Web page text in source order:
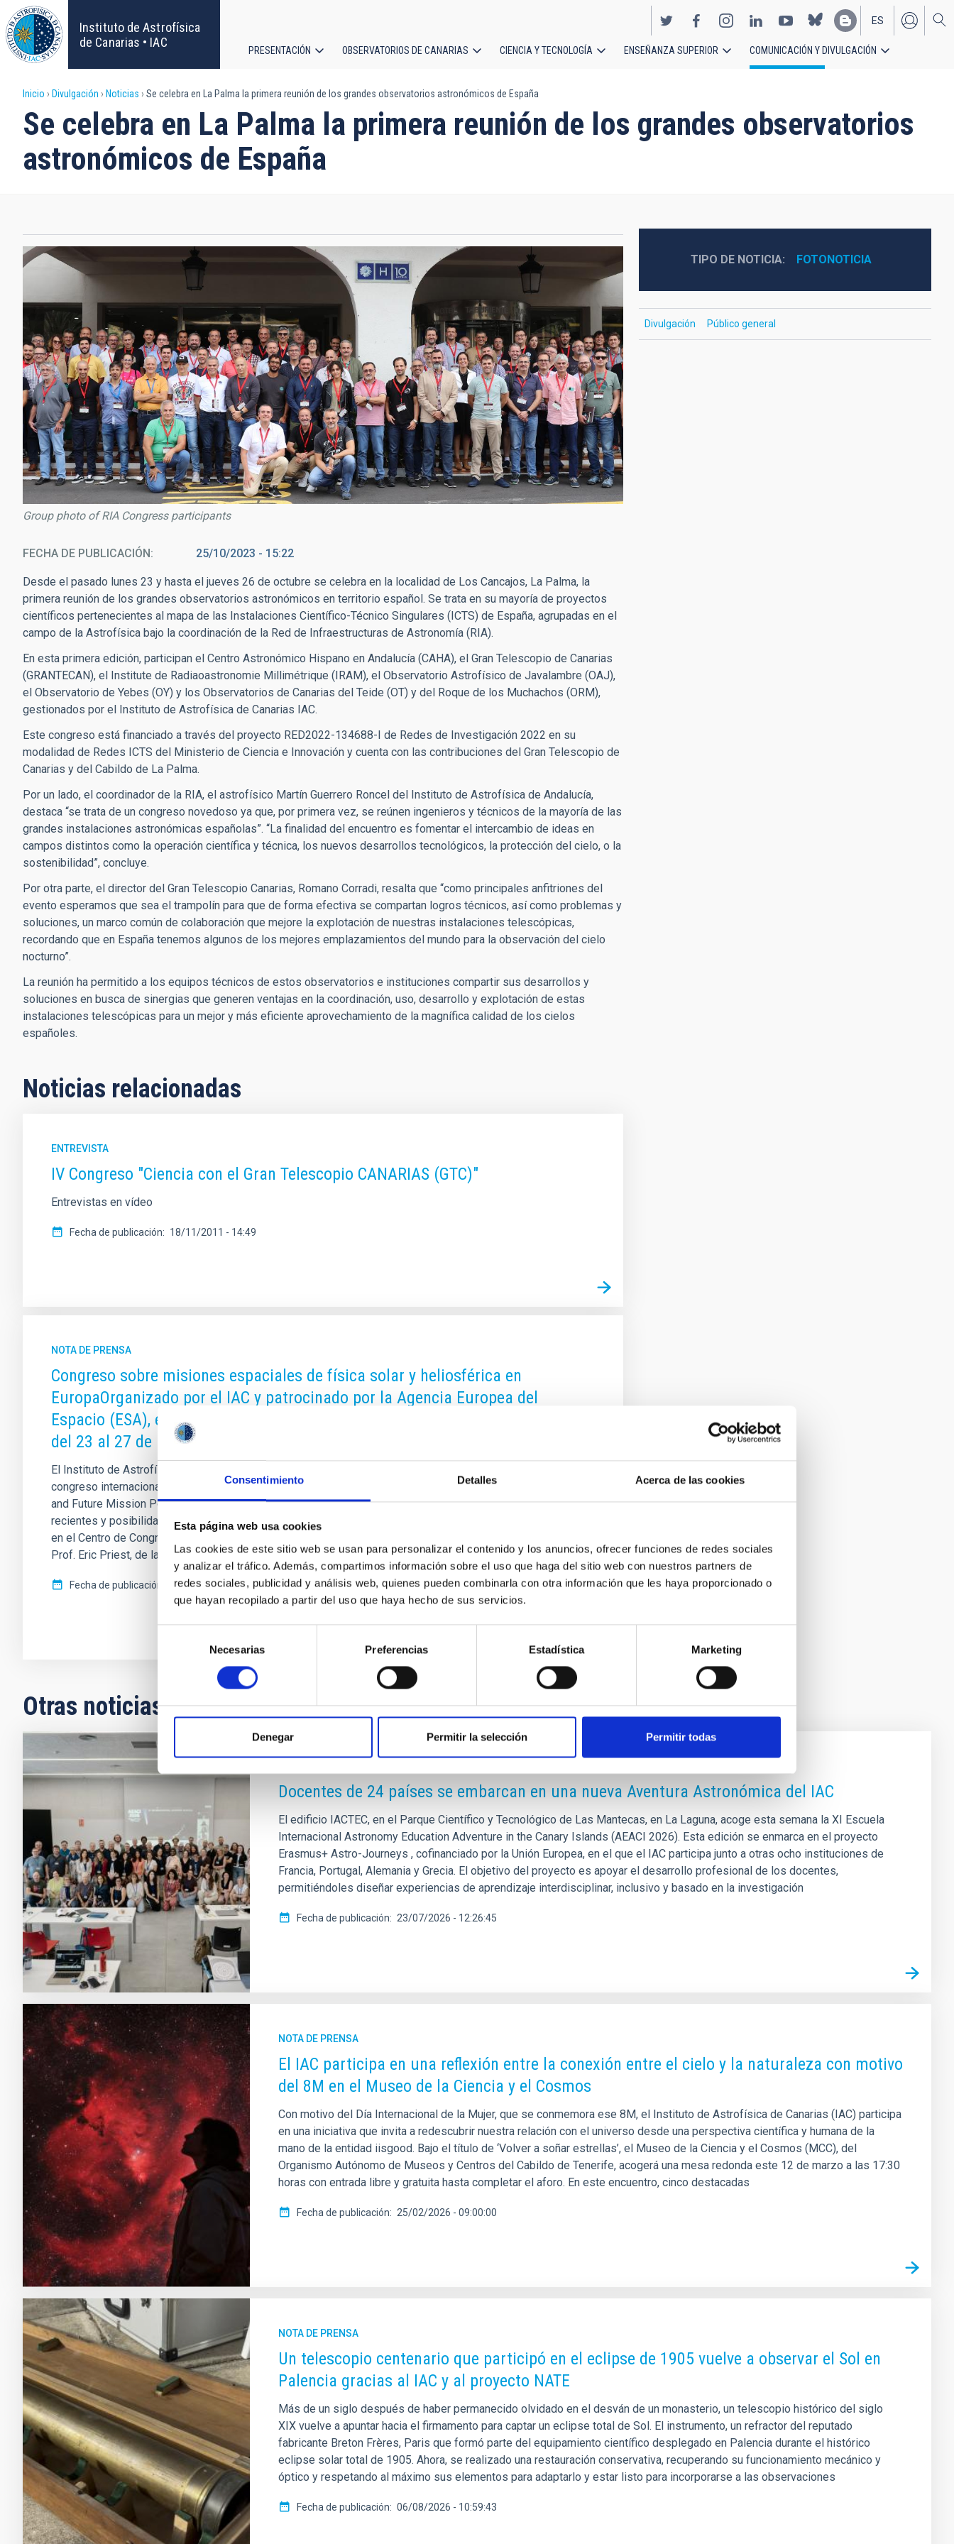
Consentimiento Detalles Acerca de las cookies
Esta página web usa cookies
Las cookies de este sitio web se usan para personalizar el contenido y los anuncios, ofrecer funciones de redes sociales
y analizar el tráfico. Además, compartimos información sobre el uso que haga del sitio web con nuestros partners de
redes sociales, publicidad y análisis web, quienes pueden combinarla con otra información que les haya proporcionado o
que hayan recopilado a partir del uso que haya hecho de sus servicios.
consentimiento
Necesarias Preferencias Estadística Marketing
Denegar Permitir la selección Permitir todas
Pasar
al
contenido
principal
Instituto de Astrofísica
de Canarias • IAC
EN
ES
principal
PRESENTACIÓN OBSERVATORIOS DE CANARIAS CIENCIA Y TECNOLOGÍA ENSEÑANZA SUPERIOR COMUNICACIÓN Y DIVULGACIÓN
Sobrescribir
enlaces
de
a
la
navegación
Inicio Divulgación Noticias Se celebra en La Palma la primera reunión de los grandes observatorios astronómicos de España
Se celebra en La Palma la primera reunión de los grandes observatorios
astronómicos de España
Group photo of RIA Congress participants
FECHA DE PUBLICACIÓN 25/10/2023 - 15:22
Desde el pasado lunes 23 y hasta el jueves 26 de octubre se celebra en la localidad de Los Cancajos, La Palma, la
primera reunión de los grandes observatorios astronómicos en territorio español. Se trata en su mayoría de proyectos
científicos pertenecientes al mapa de las Instalaciones Científico-Técnico Singulares (ICTS) de España, agrupadas en el
campo de la Astrofísica bajo la coordinación de la Red de Infraestructuras de Astronomía (RIA).
En esta primera edición, participan el Centro Astronómico Hispano en Andalucía (CAHA), el Gran Telescopio de Canarias
(GRANTECAN), el Institute de Radiaoastronomie Millimétrique (IRAM), el Observatorio Astrofísico de Javalambre (OAJ),
el Observatorio de Yebes (OY) y los Observatorios de Canarias del Teide (OT) y del Roque de los Muchachos (ORM),
gestionados por el Instituto de Astrofísica de Canarias IAC.
Este congreso está financiado a través del proyecto RED2022-134688-I de Redes de Investigación 2022 en su
modalidad de Redes ICTS del Ministerio de Ciencia e Innovación y cuenta con las contribuciones del Gran Telescopio de
Canarias y del Cabildo de La Palma.
Por un lado, el coordinador de la RIA, el astrofísico Martín Guerrero Roncel del Instituto de Astrofísica de Andalucía,
destaca “se trata de un congreso novedoso ya que, por primera vez, se reúnen ingenieros y técnicos de la mayoría de las
grandes instalaciones astronómicas españolas”. “La finalidad del encuentro es fomentar el intercambio de ideas en
campos distintos como la operación científica y técnica, los nuevos desarrollos tecnológicos, la protección del cielo, o la
sostenibilidad”, concluye.
Por otra parte, el director del Gran Telescopio Canarias, Romano Corradi, resalta que “como principales anfitriones del
evento esperamos que sea el trampolín para que de forma efectiva se compartan logros técnicos, así como problemas y
soluciones, un marco común de colaboración que mejore la explotación de nuestras instalaciones telescópicas,
recordando que en España tenemos algunos de los mejores emplazamientos del mundo para la observación del cielo
nocturno”.
La reunión ha permitido a los equipos técnicos de estos observatorios e instituciones compartir sus desarrollos y
soluciones en busca de sinergias que generen ventajas en la coordinación, uso, desarrollo y explotación de estas
instalaciones telescópicas para un mejor y más eficiente aprovechamiento de la magnífica calidad de los cielos
españoles.
Noticias relacionadas
ENTREVISTA
IV Congreso "Ciencia con el Gran Telescopio CANARIAS (GTC)"
Entrevistas en vídeo
Fecha de publicación 18/11/2011 - 14:49
NOTA DE PRENSA
Congreso sobre misiones espaciales de física solar y heliosférica en
EuropaOrganizado por el IAC y patrocinado por la Agencia Europea del
Espacio (ESA), en el Centro de Congresos del Puerto de la Cruz se celebrará
del 23 al 27 de marzo
El Instituto de Astrofísica de Canarias (IAC) organiza, bajo el patrocinio de la Agencia Europea del Espacio, el
congreso internacional "A Crossroads for European Solar and Heliospheric Physics: Recent Achievements
and Future Mission Possibilities" ("Una encrucijada para la Física Solar y Heliosférica en Europa: avances
recientes y posibilidades para futuras misiones"), que tendrá lugar la semana del 23 al 27 de marzo próximos
en el Centro de Congresos del Puerto de la Cruz (Tenerife). Organizadores científicos del congreso son el
Prof. Eric Priest, de la Universidad de St. Andrews (Escocia)
Fecha de publicación 20/03/1998 - 14:49
TIPO DE NOTICIA FOTONOTICIA
Divulgación Público general
Otras noticias relacionadas
Docentes de 24 países se embarcan en una nueva Aventura Astronómica del IAC
El edificio IACTEC, en el Parque Científico y Tecnológico de Las Mantecas, en La Laguna, acoge esta semana la XI Escuela
Internacional Astronomy Education Adventure in the Canary Islands (AEACI 2026). Esta edición se enmarca en el proyecto
Erasmus+ Astro-Journeys , cofinanciado por la Unión Europea, en el que el IAC participa junto a otras ocho instituciones de
Francia, Portugal, Alemania y Grecia. El objetivo del proyecto es apoyar el desarrollo profesional de los docentes,
permitiéndoles diseñar experiencias de aprendizaje interdisciplinar, inclusivo y basado en la investigación
Fecha de publicación 23/07/2026 - 12:26:45
NOTA DE PRENSA
El IAC participa en una reflexión entre la conexión entre el cielo y la naturaleza con motivo
del 8M en el Museo de la Ciencia y el Cosmos
Con motivo del Día Internacional de la Mujer, que se conmemora ese 8M, el Instituto de Astrofísica de Canarias (IAC) participa
en una iniciativa que invita a redescubrir nuestra relación con el universo desde una perspectiva científica y humana de la
mano de la entidad iisgood. Bajo el título de ‘Volver a soñar estrellas’, el Museo de la Ciencia y el Cosmos (MCC), del
Organismo Autónomo de Museos y Centros del Cabildo de Tenerife, acogerá una mesa redonda este 12 de marzo a las 17:30
horas con entrada libre y gratuita hasta completar el aforo. En este encuentro, cinco destacadas
Fecha de publicación 25/02/2026 - 09:00:00
NOTA DE PRENSA
Un telescopio centenario que participó en el eclipse de 1905 vuelve a observar el Sol en
Palencia gracias al IAC y al proyecto NATE
Más de un siglo después de haber permanecido olvidado en el desván de un monasterio, un telescopio histórico del siglo
XIX vuelve a apuntar hacia el firmamento para captar un eclipse total de Sol. El instrumento, un refractor del reputado
fabricante Breton Frères, Paris que formó parte del equipamiento científico desplegado en Palencia durante el histórico
eclipse solar total de 1905. Ahora, se realizado una restauración conservativa, recuperando su funcionamiento mecánico y
óptico y respetando al máximo sus elementos para adaptarlo y estar listo para incorporarse a las observaciones
Fecha de publicación 06/08/2026 - 10:59:43